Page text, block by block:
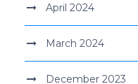
April 2024
March 2024
December 2023